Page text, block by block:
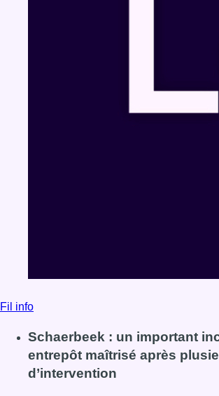
Fil info
Schaerbeek : un important
entrepôt maîtrisé après
d’intervention